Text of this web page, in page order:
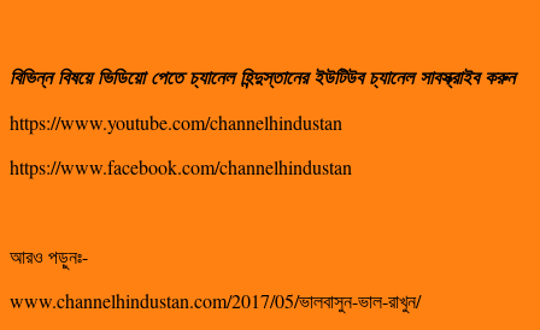
বিভিন্ন বিষয়ে ভিডিয়ো পেতে চ্যানেল হিন্দুস্তানের ইউটিউব চ্যানেল সাবস্ক্রাইব করুন
https://www.youtube.com/channelhindustan
https://www.facebook.com/channelhindustan
আরও পড়ুনঃ-
www.channelhindustan.com/2017/05/ভালবাসুন-ভাল-রাখুন/